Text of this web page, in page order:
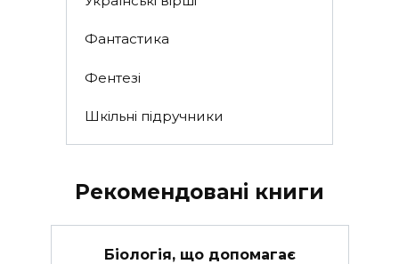
Фантастика
Фентезі
Шкільні підручники
Рекомендовані книги
Біологія, що допомагає